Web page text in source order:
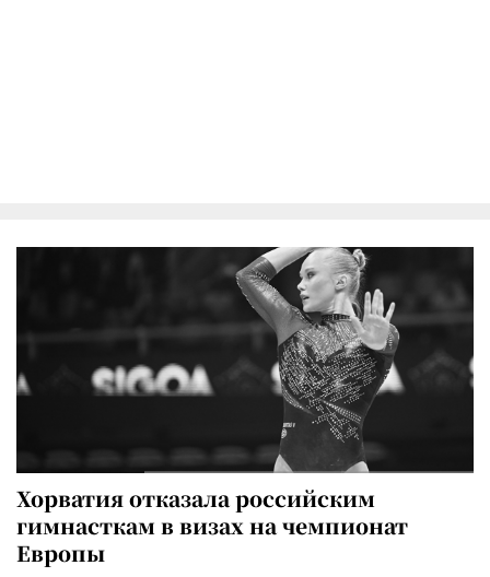
Хорватия отказала российским
гимнасткам в визах на чемпионат
Европы